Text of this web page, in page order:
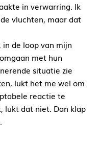
in verwarring. Ik
vluchten, maar dat
de loop van mijn
met hun
situatie zie
lukt het me wel om
reactie te
lukt dat niet. Dan klap